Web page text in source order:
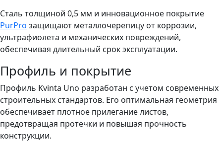
Сталь толщиной 0,5 мм и инновационное покрытие
PurPro защищают металлочерепицу от коррозии,
ультрафиолета и механических повреждений,
обеспечивая длительный срок эксплуатации.
Профиль и покрытие
Профиль Kvinta Uno разработан с учетом современных
строительных стандартов. Его оптимальная геометрия
обеспечивает плотное прилегание листов,
предотвращая протечки и повышая прочность
конструкции.